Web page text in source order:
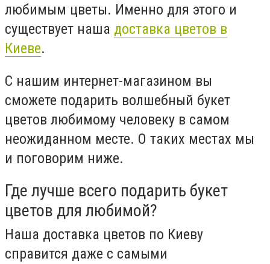
любимым цветы. Именно для этого и
существует наша доставка цветов в
Киеве.
С нашим интернет-магазином вы
сможете подарить волшебный букет
цветов любимому человеку в самом
неожиданном месте. О таких местах мы
и поговорим ниже.
Где лучше всего подарить букет
цветов для любимой?
Наша доставка цветов по Киеву
справится даже с самыми